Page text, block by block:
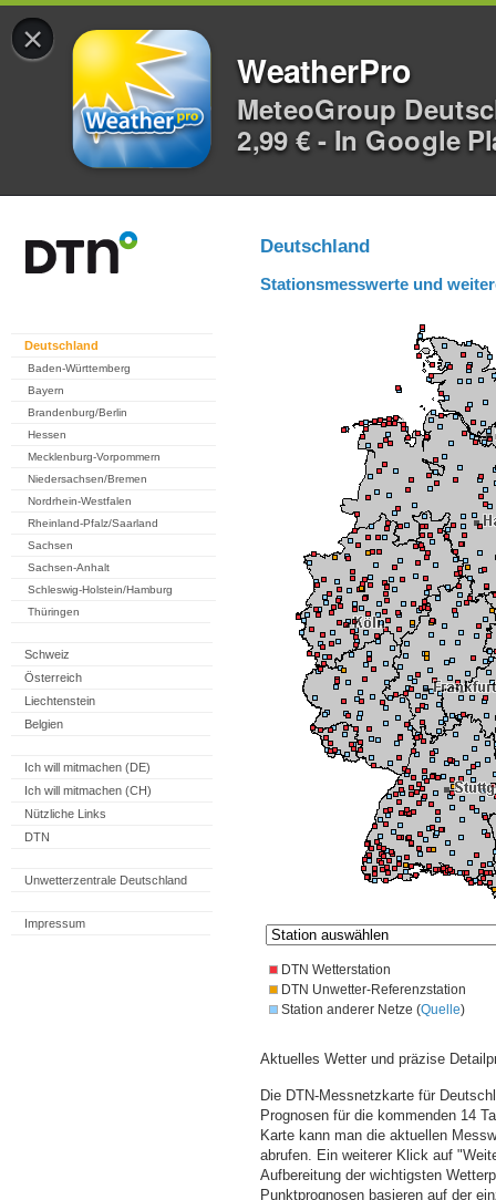
×
WeatherPro
MeteoGroup
2,99 € - In Google
Deutschland
Baden-Württemberg
Bayern
Brandenburg/Berlin
Hessen
Mecklenburg-Vorpommern
Niedersachsen/Bremen
Nordrhein-Westfalen
Rheinland-Pfalz/Saarland
Sachsen
Sachsen-Anhalt
Schleswig-Holstein/Hamburg
Thüringen
Schweiz
Österreich
Liechtenstein
Belgien
Ich will mitmachen (DE)
Ich will mitmachen (CH)
Nützliche Links
DTN
Unwetterzentrale Deutschland
Impressum
Deutschland
Stationsmesswerte und
DTN Wetterstation
DTN Unwetter-Referenzstation
Station anderer Netze (Quelle)
Aktuelles Wetter und präzise
Die DTN-Messnetzkarte für
Prognosen für die kommenden 14
Karte kann man die aktuellen
abrufen. Ein weiterer Klick auf
Aufbereitung der wichtigsten
Punktprognosen basieren auf der